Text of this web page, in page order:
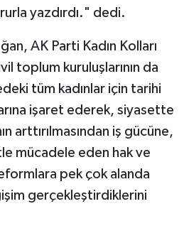
yazdırdı." dedi.
AK Parti Kadın Kolları
toplum kuruluşlarının da
tüm kadınlar için tarihi
işaret ederek, siyasette
arttırılmasından iş gücüne,
mücadele eden hak ve
pek çok alanda
gerçekleştirdiklerini